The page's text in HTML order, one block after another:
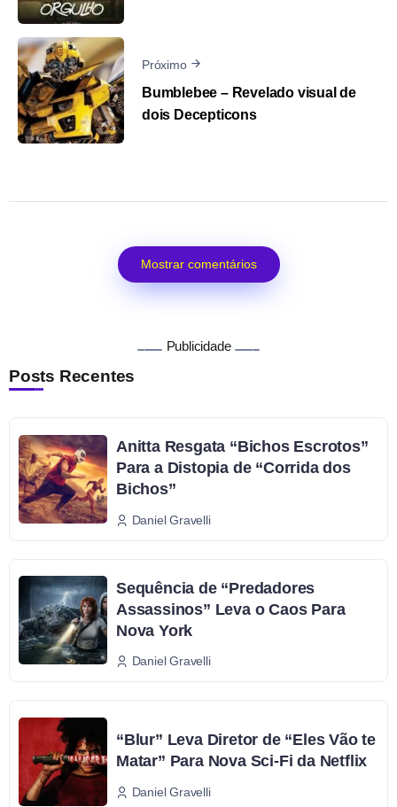
Próximo
Bumblebee – Revelado visual de
dois Decepticons
Mostrar comentários
Publicidade
Posts Recentes
Anitta Resgata “Bichos Escrotos”
Para a Distopia de “Corrida dos
Bichos”
Daniel Gravelli
Sequência de “Predadores
Assassinos” Leva o Caos Para
Nova York
Daniel Gravelli
“Blur” Leva Diretor de “Eles Vão te
Matar” Para Nova Sci-Fi da Netflix
Daniel Gravelli